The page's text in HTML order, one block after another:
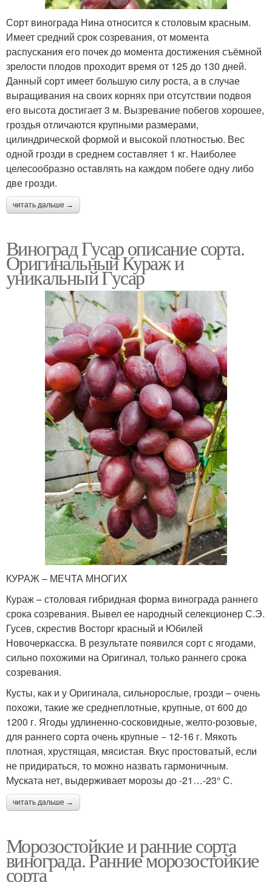
Сорт винограда Нина относится к столовым красным.
Имеет средний срок созревания, от момента
распускания его почек до момента достижения съёмной
зрелости плодов проходит время от 125 до 130 дней.
Данный сорт имеет большую силу роста, а в случае
выращивания на своих корнях при отсутствии подвоя
его высота достигает 3 м. Вызревание побегов хорошее,
гроздья отличаются крупными размерами,
цилиндрической формой и высокой плотностью. Вес
одной грозди в среднем составляет 1 кг. Наиболее
целесообразно оставлять на каждом побеге одну либо
две грозди.
читать дальше →
Виноград Гусар описание сорта.
Оригинальный Кураж и
уникальный Гусар
КУРАЖ – МЕЧТА МНОГИХ
Кураж – столовая гибридная форма винограда раннего
срока созревания. Вывел ее народный селекционер С.Э.
Гусев, скрестив Восторг красный и Юбилей
Новочеркасска. В результате появился сорт с ягодами,
сильно похожими на Оригинал, только раннего срока
созревания.
Кусты, как и у Оригинала, сильнорослые, грозди – очень
похожи, такие же среднеплотные, крупные, от 600 до
1200 г. Ягоды удлиненно-сосковидные, желто-розовые,
для раннего сорта очень крупные − 12-16 г. Мякоть
плотная, хрустящая, мясистая. Вкус простоватый, если
не придираться, то можно назвать гармоничным.
Муската нет, выдерживает морозы до -21…-23° С.
читать дальше →
Морозостойкие и ранние сорта
винограда. Ранние морозостойкие
сорта